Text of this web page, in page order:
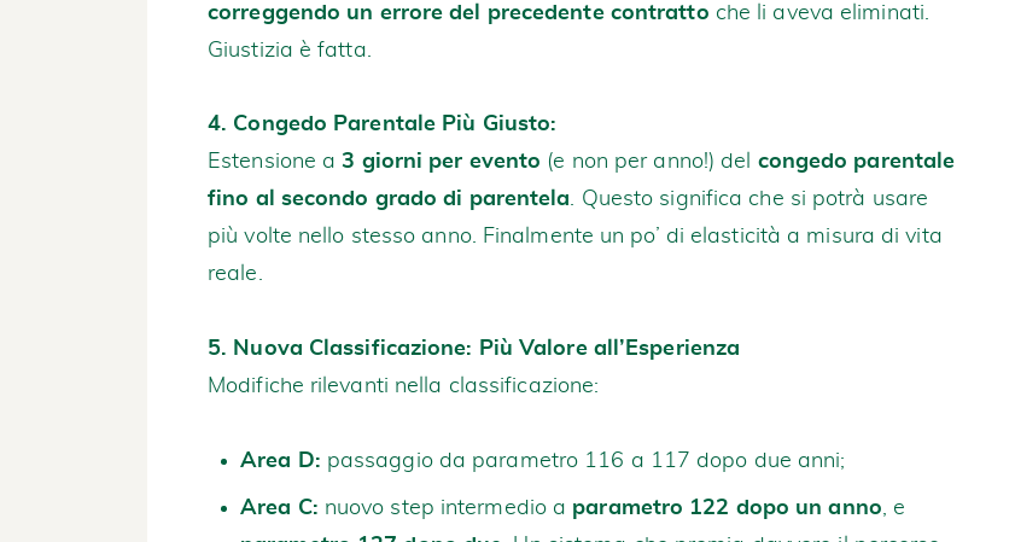
correggendo un errore del precedente contratto che li aveva eliminati.
Giustizia è fatta.
4. Congedo Parentale Più Giusto:
Estensione a3 giorni per evento (e non per anno!) del congedo parentale
fino al secondo grado di parentela. Questo significa che si potrà usare
più volte nello stesso anno. Finalmente un po’ di elasticità a misura di vita
reale.
5. Nuova Classificazione: Più Valore all’Esperienza
Modifiche rilevanti nella classificazione:
Area D: passaggio da parametro 116 a 117 dopo due anni;
Area C: nuovo step intermedio a parametro 122 dopo un anno, e